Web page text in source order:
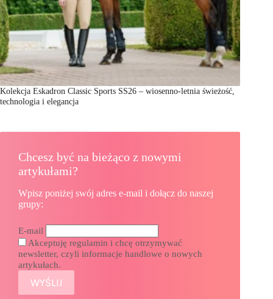
Kolekcja Eskadron Classic Sports SS26 – wiosenno-letnia świeżość,
technologia i elegancja
Chcesz być na bieżąco z nowymi
artykułami?
Wpisz poniżej swój adres e-mail i dołącz do naszej
grupy:
E-mail
Akceptuję regulamin i chcę otrzymywać
newsletter, czyli informacje handlowe o nowych
artykułach.